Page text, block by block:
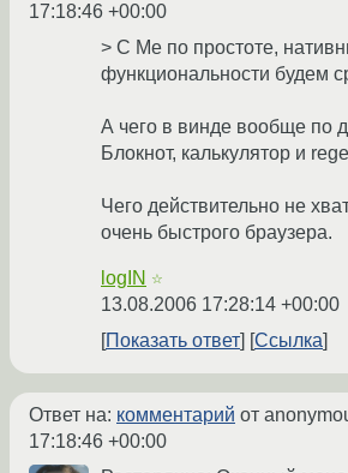
17:18:46 +00:00
> С Me по простоте,
функциональности будем
А чего в винде вообще по
Блокнот, калькулятор и
Чего действительно не
очень быстрого браузера.
logIN ☆
13.08.2006 17:28:14 +00:00
Показать ответ
Ссылка
Ответ на: комментарий от
17:18:46 +00:00